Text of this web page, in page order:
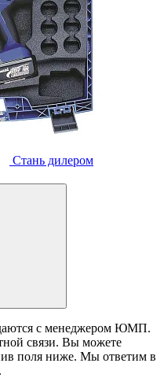
Стань дилером
с менеджером ЮМП.
связи. Вы можете
поля ниже. Mы ответим в